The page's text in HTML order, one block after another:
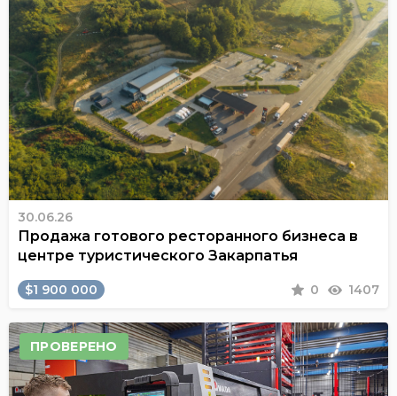
30.06.26
Продажа готового ресторанного бизнеса в
центре туристического Закарпатья
$1 900 000 0 1407
ПРОВЕРЕНО